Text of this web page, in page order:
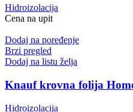
Hidroizolacija
Cena na upit
Dodaj na poređenje
Brzi pregled
Dodaj na listu želja
Knauf krovna folija
Hidroizolacija